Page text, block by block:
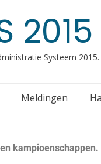
2015
Systeem 2015.
Meldingen
kampioenschappen.